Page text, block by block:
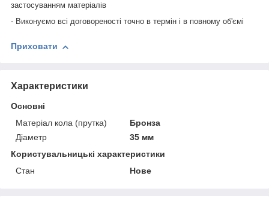
застосуванням матеріалів
- Виконуємо всі договореності точно в термін і в повному об'ємі
Приховати
Характеристики
Основні
Матеріал кола (прутка)
Бронза
Діаметр
35 мм
Користувальницькі характеристики
Стан
Нове